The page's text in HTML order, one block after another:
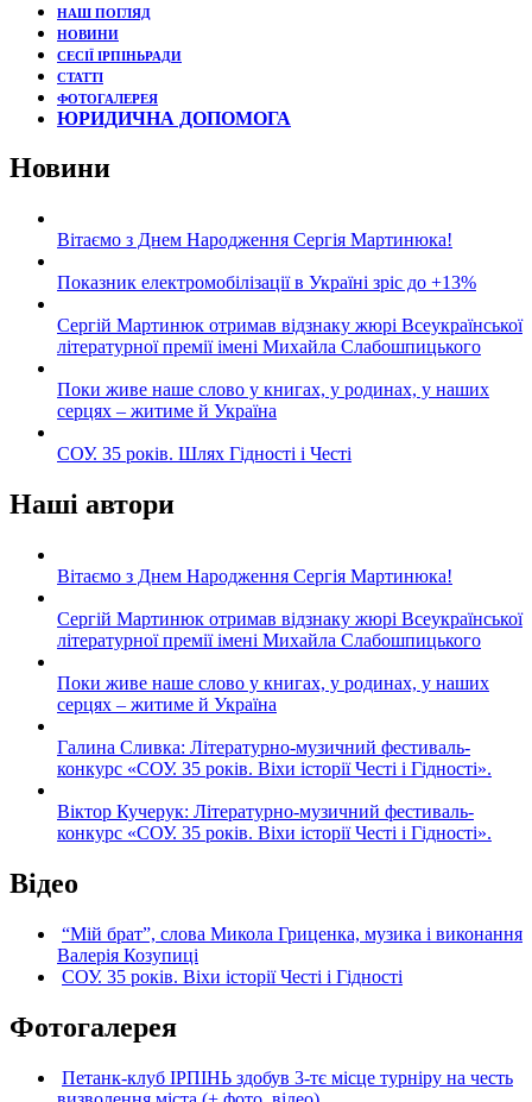
НАШ ПОГЛЯД
НОВИНИ
СЕСІЇ ІРПІНЬРАДИ
СТАТТІ
ФОТОГАЛЕРЕЯ
ЮРИДИЧНА ДОПОМОГА
Новини
Вітаємо з Днем Народження Сергія Мартинюка!
Показник електромобілізації в Україні зріс до +13%
Сергій Мартинюк отримав відзнаку жюрі Всеукраїнської
літературної премії імені Михайла Слабошпицького
Поки живе наше слово у книгах, у родинах, у наших
серцях – житиме й Україна
СОУ. 35 років. Шлях Гідності і Честі
Наші автори
Вітаємо з Днем Народження Сергія Мартинюка!
Сергій Мартинюк отримав відзнаку жюрі Всеукраїнської
літературної премії імені Михайла Слабошпицького
Поки живе наше слово у книгах, у родинах, у наших
серцях – житиме й Україна
Галина Сливка: Літературно-музичний фестиваль-
конкурс «СОУ. 35 років. Віхи історії Честі і Гідності».
Віктор Кучерук: Літературно-музичний фестиваль-
конкурс «СОУ. 35 років. Віхи історії Честі і Гідності».
Відео
“Мій брат”, слова Микола Гриценка, музика і виконання
Валерія Козупиці
СОУ. 35 років. Віхи історії Честі і Гідності
Фотогалерея
Петанк-клуб ІРПІНЬ здобув 3-тє місце турніру на честь